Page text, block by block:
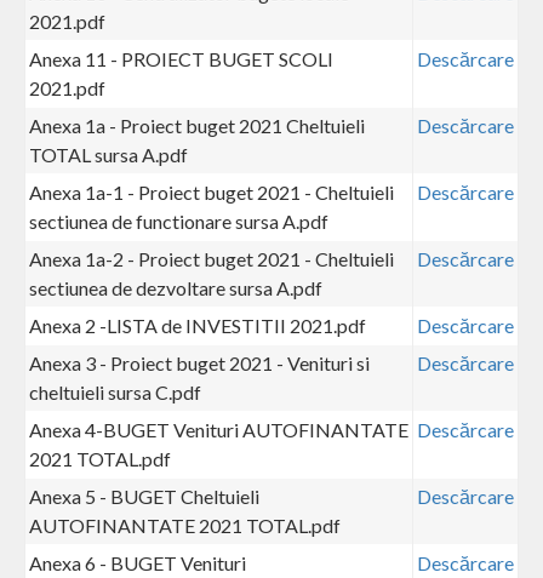
2021.pdf
Anexa 11 - PROIECT BUGET SCOLI
2021.pdf
Descărcare
Anexa 1a - Proiect buget 2021 Cheltuieli
TOTAL sursa A.pdf
Descărcare
Anexa 1a-1 - Proiect buget 2021 - Cheltuieli
sectiunea de functionare sursa A.pdf
Descărcare
Anexa 1a-2 - Proiect buget 2021 - Cheltuieli
sectiunea de dezvoltare sursa A.pdf
Descărcare
Anexa 2 -LISTA de INVESTITII 2021.pdf
Descărcare
Anexa 3 - Proiect buget 2021 - Venituri si
cheltuieli sursa C.pdf
Descărcare
Anexa 4-BUGET Venituri AUTOFINANTATE
2021 TOTAL.pdf
Descărcare
Anexa 5 - BUGET Cheltuieli
AUTOFINANTATE 2021 TOTAL.pdf
Descărcare
Anexa 6 - BUGET Venituri
Descărcare